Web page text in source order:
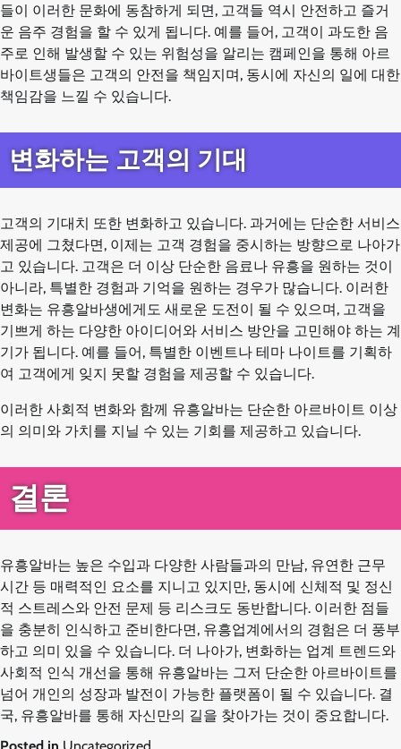
들이 이러한 문화에 동참하게 되면, 고객들 역시 안전하고 즐거
운 음주 경험을 할 수 있게 됩니다. 예를 들어, 고객이 과도한 음
주로 인해 발생할 수 있는 위험성을 알리는 캠페인을 통해 아르
바이트생들은 고객의 안전을 책임지며, 동시에 자신의 일에 대한
책임감을 느낄 수 있습니다.
변화하는 고객의 기대
고객의 기대치 또한 변화하고 있습니다. 과거에는 단순한 서비스
제공에 그쳤다면, 이제는 고객 경험을 중시하는 방향으로 나아가
고 있습니다. 고객은 더 이상 단순한 음료나 유흥을 원하는 것이
아니라, 특별한 경험과 기억을 원하는 경우가 많습니다. 이러한
변화는 유흥알바생에게도 새로운 도전이 될 수 있으며, 고객을
기쁘게 하는 다양한 아이디어와 서비스 방안을 고민해야 하는 계
기가 됩니다. 예를 들어, 특별한 이벤트나 테마 나이트를 기획하
여 고객에게 잊지 못할 경험을 제공할 수 있습니다.
이러한 사회적 변화와 함께 유흥알바는 단순한 아르바이트 이상
의 의미와 가치를 지닐 수 있는 기회를 제공하고 있습니다.
결론
유흥알바는 높은 수입과 다양한 사람들과의 만남, 유연한 근무
시간 등 매력적인 요소를 지니고 있지만, 동시에 신체적 및 정신
적 스트레스와 안전 문제 등 리스크도 동반합니다. 이러한 점들
을 충분히 인식하고 준비한다면, 유흥업계에서의 경험은 더 풍부
하고 의미 있을 수 있습니다. 더 나아가, 변화하는 업계 트렌드와
사회적 인식 개선을 통해 유흥알바는 그저 단순한 아르바이트를
넘어 개인의 성장과 발전이 가능한 플랫폼이 될 수 있습니다. 결
국, 유흥알바를 통해 자신만의 길을 찾아가는 것이 중요합니다.
Posted in Uncategorized